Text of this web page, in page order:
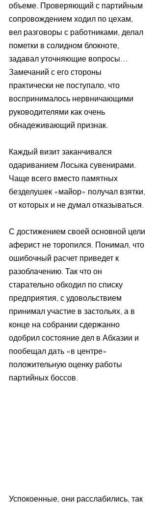
объеме. Проверяющий с партийным
сопровождением ходил по цехам,
вел разговоры с работниками, делал
пометки в солидном блокноте,
задавал уточняющие вопросы…
Замечаний с его стороны
практически не поступало, что
воспринималось нервничающими
руководителями как очень
обнадеживающий признак.
Каждый визит заканчивался
одариванием Лосыка сувенирами.
Чаще всего вместо памятных
безделушек «майор» получал взятки,
от которых и не думал отказываться.
С достижением своей основной цели
аферист не торопился. Понимал, что
ошибочный расчет приведет к
разоблачению. Так что он
старательно обходил по списку
предприятия, с удовольствием
принимал участие в застольях, а в
конце на собрании сдержанно
одобрил состояние дел в Абхазии и
пообещал дать «в центре»
положительную оценку работы
партийных боссов.
Успокоенные, они расслабились, так